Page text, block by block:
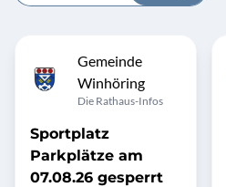
Gemeinde
Winhöring
Die Rathaus-Infos
Sportplatz
Parkplätze am
07.08.26 gesperrt